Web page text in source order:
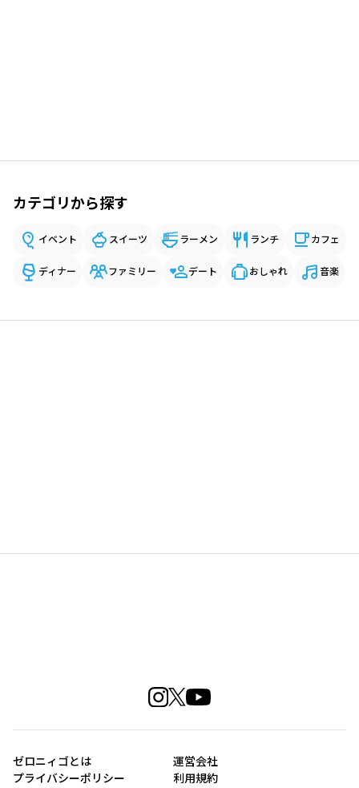
カテゴリから探す
イベント スイーツ ラーメン ランチ カフェ
ディナー ファミリー デート おしゃれ 音楽
ゼロニィゴとは
運営会社
プライバシーポリシー
利用規約